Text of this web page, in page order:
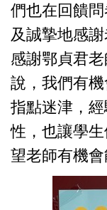
們也在回饋
及誠摯地感
感謝鄂貞君
說，我們有
指點迷津，
性，也讓學
望老師有機會